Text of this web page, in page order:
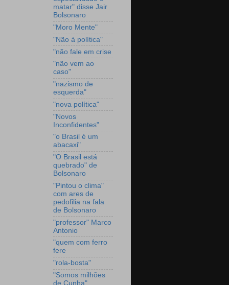
matar" disse Jair
Bolsonaro
"Moro Mente"
"Não à política"
"não fale em crise
"não vem ao
caso"
"nazismo de
esquerda"
"nova política"
"Novos
Inconfidentes"
"o Brasil é um
abacaxi"
"O Brasil está
quebrado" de
Bolsonaro
"Pintou o clima"
com ares de
pedofilia na fala
de Bolsonaro
"professor" Marco
Antonio
"quem com ferro
fere
"rola-bosta"
"Somos milhões
de Cunha"